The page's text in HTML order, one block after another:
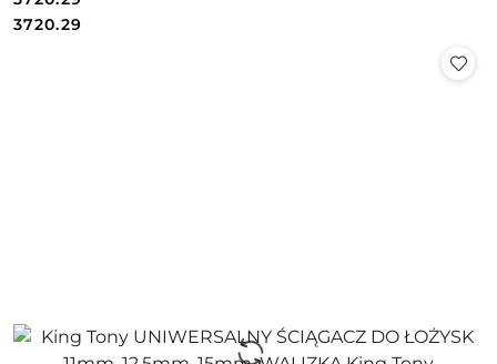
Cena:
Cena:
3720.29